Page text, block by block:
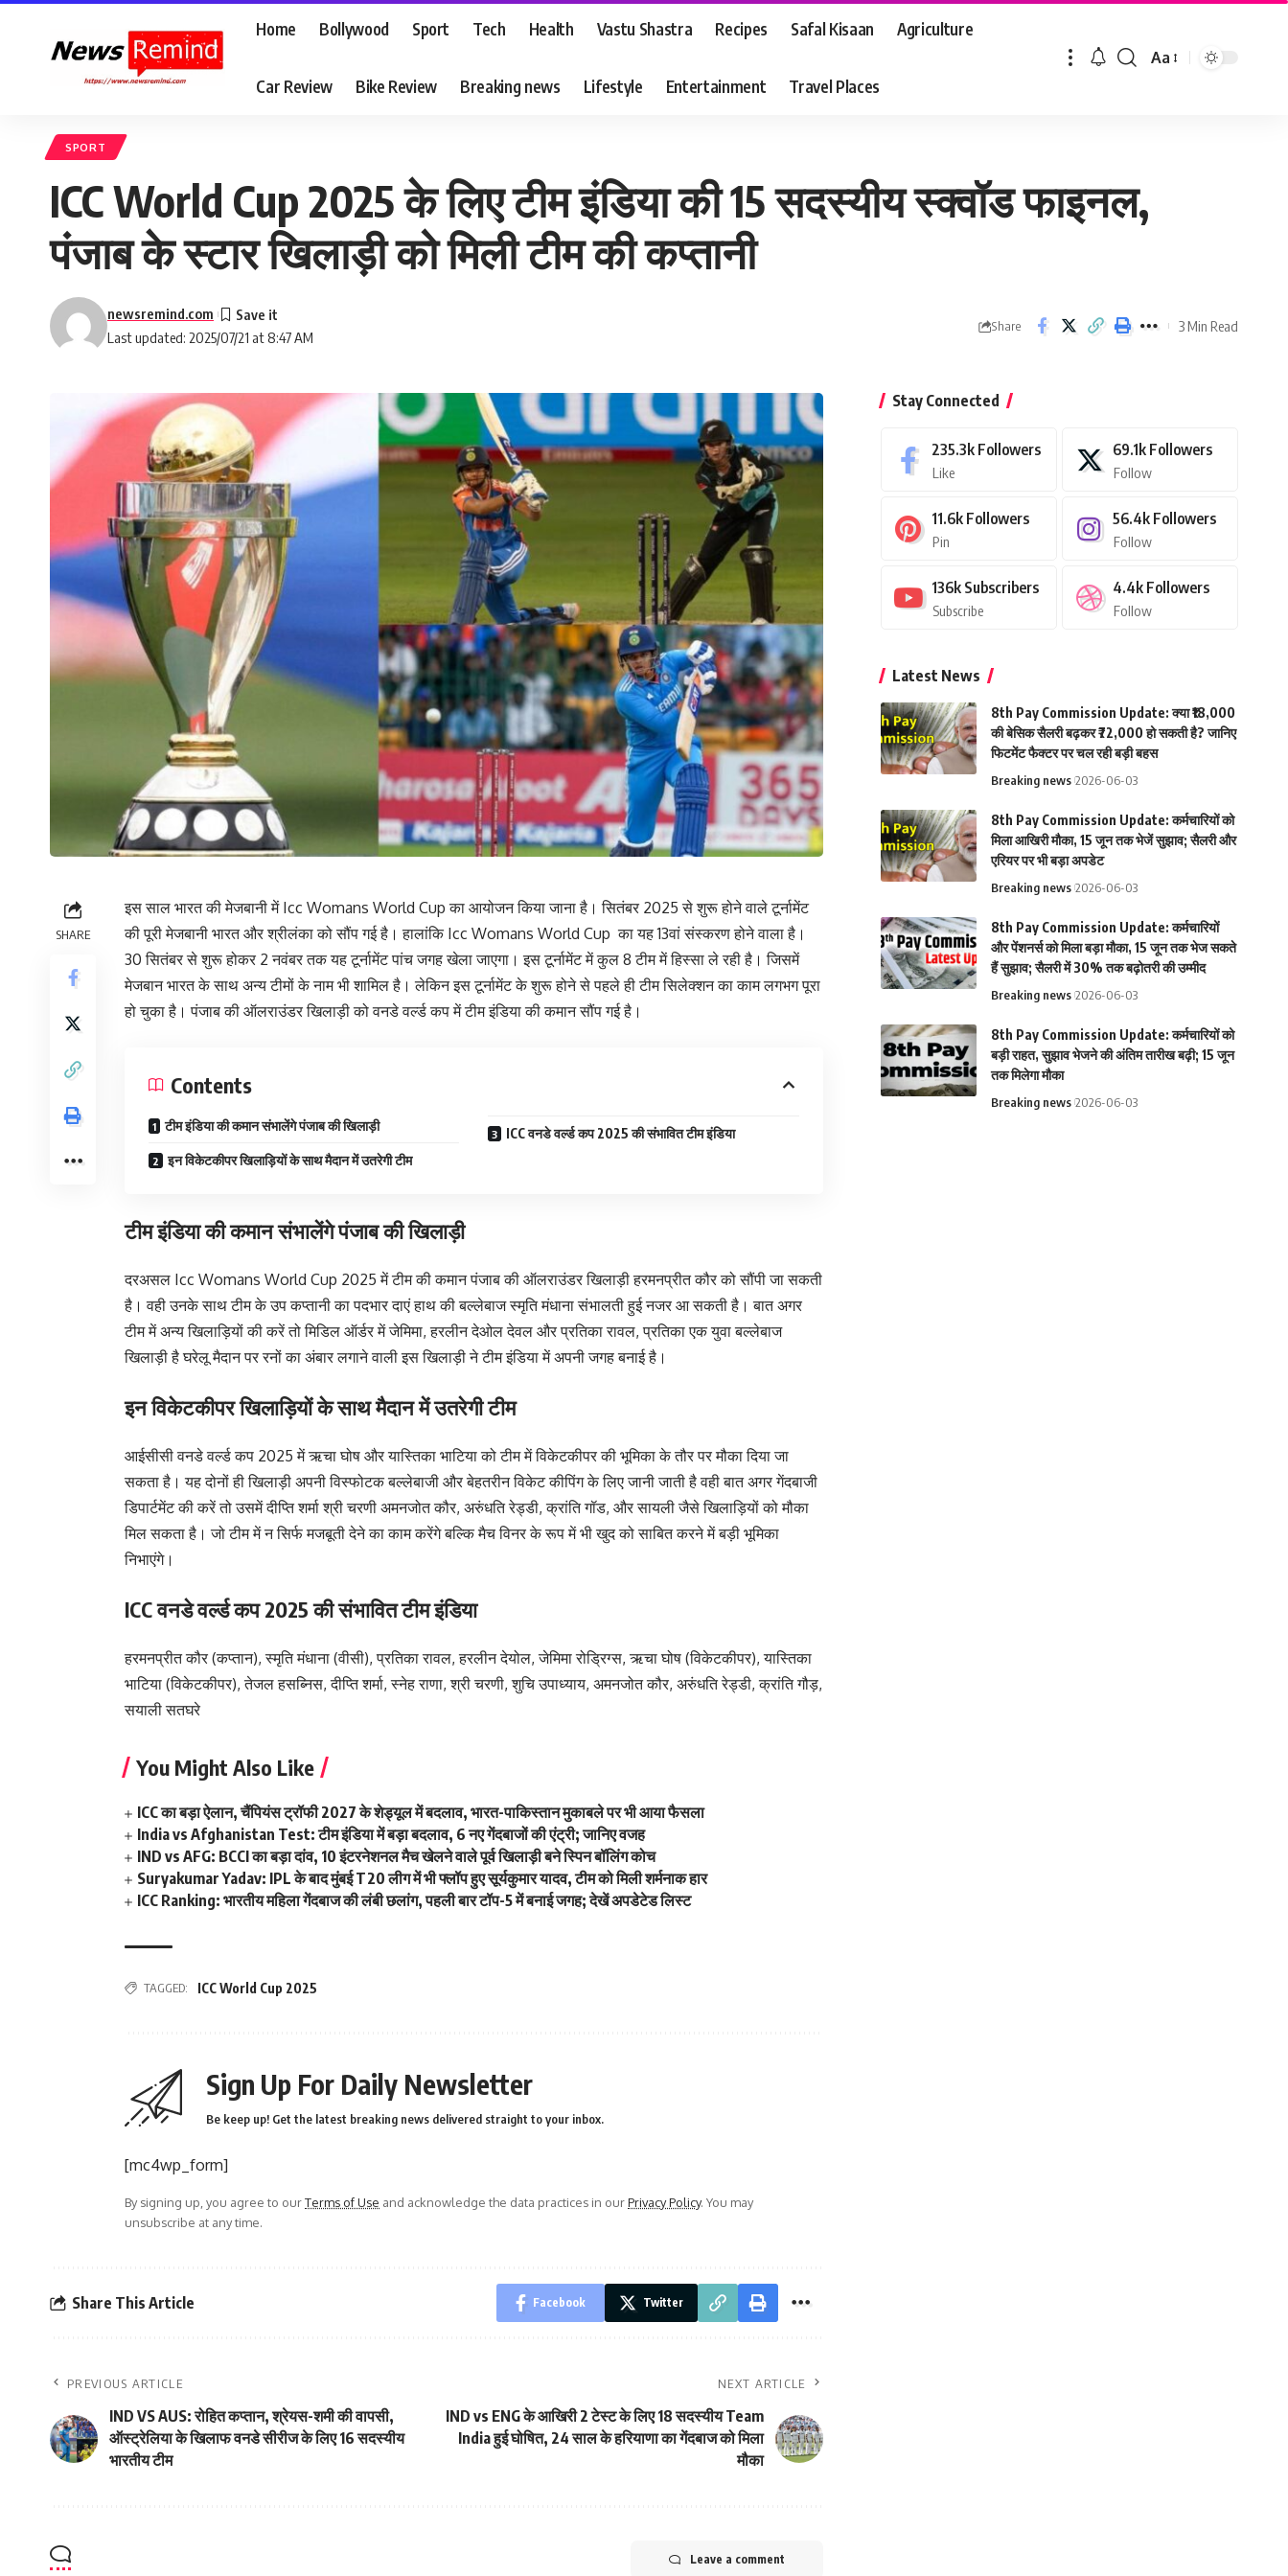
Home Bollywood Sport Tech Health Vastu Shastra Recipes Safal Kisaan Agriculture
Car Review Bike Review Breaking news Lifestyle Entertainment Travel Places
Font
Aa
SPORT
ICC World Cup 2025 के लिए टीम इंडिया की 15 सदस्यीय स्क्वॉड फाइनल,
पंजाब के स्टार खिलाड़ी को मिली टीम की कप्तानी
Last updated: 2025/07/21 at 8:47 AM
newsremind.com
Share 3 Min Read
SHARE
इस साल भारत की मेजबानी में Icc Womans World Cup का आयोजन किया जाना है। सितंबर 2025 से शुरू होने वाले टूर्नामेंट
की पूरी मेजबानी भारत और श्रीलंका को सौंप गई है। हालांकि Icc Womans World Cup का यह 13वां संस्करण होने वाला है।
30 सितंबर से शुरू होकर 2 नवंबर तक यह टूर्नामेंट पांच जगह खेला जाएगा। इस टूर्नामेंट में कुल 8 टीम में हिस्सा ले रही है। जिसमें
मेजबान भारत के साथ अन्य टीमों के नाम भी शामिल है। लेकिन इस टूर्नामेंट के शुरू होने से पहले ही टीम सिलेक्शन का काम लगभग पूरा
हो चुका है। पंजाब की ऑलराउंडर खिलाड़ी को वनडे वर्ल्ड कप में टीम इंडिया की कमान सौंप गई है।
Contents
टीम इंडिया की कमान संभालेंगे पंजाब की खिलाड़ी
इन विकेटकीपर खिलाड़ियों के साथ मैदान में उतरेगी टीम
ICC वनडे वर्ल्ड कप 2025 की संभावित टीम इंडिया
टीम इंडिया की कमान संभालेंगे पंजाब की खिलाड़ी
दरअसल Icc Womans World Cup 2025 में टीम की कमान पंजाब की ऑलराउंडर खिलाड़ी हरमनप्रीत कौर को सौंपी जा सकती
है। वही उनके साथ टीम के उप कप्तानी का पदभार दाएं हाथ की बल्लेबाज स्मृति मंधाना संभालती हुई नजर आ सकती है। बात अगर
टीम में अन्य खिलाड़ियों की करें तो मिडिल ऑर्डर में जेमिमा, हरलीन देओल देवल और प्रतिका रावल, प्रतिका एक युवा बल्लेबाज
खिलाड़ी है घरेलू मैदान पर रनों का अंबार लगाने वाली इस खिलाड़ी ने टीम इंडिया में अपनी जगह बनाई है।
इन विकेटकीपर खिलाड़ियों के साथ मैदान में उतरेगी टीम
आईसीसी वनडे वर्ल्ड कप 2025 में ऋचा घोष और यास्तिका भाटिया को टीम में विकेटकीपर की भूमिका के तौर पर मौका दिया जा
सकता है। यह दोनों ही खिलाड़ी अपनी विस्फोटक बल्लेबाजी और बेहतरीन विकेट कीपिंग के लिए जानी जाती है वही बात अगर गेंदबाजी
डिपार्टमेंट की करें तो उसमें दीप्ति शर्मा श्री चरणी अमनजोत कौर, अरुंधति रेड्डी, क्रांति गॉड, और सायली जैसे खिलाड़ियों को मौका
मिल सकता है। जो टीम में न सिर्फ मजबूती देने का काम करेंगे बल्कि मैच विनर के रूप में भी खुद को साबित करने में बड़ी भूमिका
निभाएंगे।
ICC वनडे वर्ल्ड कप 2025 की संभावित टीम इंडिया
हरमनप्रीत कौर (कप्तान), स्मृति मंधाना (वीसी), प्रतिका रावल, हरलीन देयोल, जेमिमा रोड्रिग्स, ऋचा घोष (विकेटकीपर), यास्तिका
भाटिया (विकेटकीपर), तेजल हसब्निस, दीप्ति शर्मा, स्नेह राणा, श्री चरणी, शुचि उपाध्याय, अमनजोत कौर, अरुंधति रेड्डी, क्रांति गौड़,
सयाली सतघरे
You Might Also Like
ICC का बड़ा ऐलान, चैंपियंस ट्रॉफी 2027 के शेड्यूल में बदलाव, भारत-पाकिस्तान मुकाबले पर भी आया फैसला
India vs Afghanistan Test: टीम इंडिया में बड़ा बदलाव, 6 नए गेंदबाजों की एंट्री; जानिए वजह
IND vs AFG: BCCI का बड़ा दांव, 10 इंटरनेशनल मैच खेलने वाले पूर्व खिलाड़ी बने स्पिन बॉलिंग कोच
Suryakumar Yadav: IPL के बाद मुंबई T20 लीग में भी फ्लॉप हुए सूर्यकुमार यादव, टीम को मिली शर्मनाक हार
ICC Ranking: भारतीय महिला गेंदबाज की लंबी छलांग, पहली बार टॉप-5 में बनाई जगह; देखें अपडेटेड लिस्ट
TAGGED: ICC World Cup 2025
Sign Up For Daily Newsletter
Be keep up! Get the latest breaking news delivered straight to your inbox.
[mc4wp_form]
By signing up, you agree to ourTerms of Use and acknowledge the data practices in ourPrivacy Policy. You may
unsubscribe at any time.
Share This Article Facebook Twitter
PREVIOUS ARTICLE
IND VS AUS: रोहित कप्तान, श्रेयस-शमी की वापसी,
ऑस्ट्रेलिया के खिलाफ वनडे सीरीज के लिए 16 सदस्यीय
भारतीय टीम
NEXT ARTICLE
IND vs ENG के आखिरी 2 टेस्ट के लिए 18 सदस्यीय Team
India हुई घोषित, 24 साल के हरियाणा का गेंदबाज को मिला
मौका
Leave a comment
Stay Connected
235.3k Followers
Like
69.1k Followers
Follow
11.6k Followers
Pin
56.4k Followers
Follow
136k Subscribers
Subscribe
4.4k Followers
Follow
Latest News
8th Pay Commission Update: क्या ₹18,000
की बेसिक सैलरी बढ़कर ₹72,000 हो सकती है? जानिए
फिटमेंट फैक्टर पर चल रही बड़ी बहस
Breaking news 2026-06-03
8th Pay Commission Update: कर्मचारियों को
मिला आखिरी मौका, 15 जून तक भेजें सुझाव; सैलरी और
एरियर पर भी बड़ा अपडेट
Breaking news 2026-06-03
8th Pay Commission Update: कर्मचारियों
और पेंशनर्स को मिला बड़ा मौका, 15 जून तक भेज सकते
हैं सुझाव; सैलरी में 30% तक बढ़ोतरी की उम्मीद
Breaking news 2026-06-03
8th Pay Commission Update: कर्मचारियों को
बड़ी राहत, सुझाव भेजने की अंतिम तारीख बढ़ी; 15 जून
तक मिलेगा मौका
Breaking news 2026-06-03